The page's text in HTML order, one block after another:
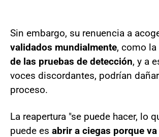
Sin embargo, su renuencia a
validados mundialmente, como la
de las pruebas de detección, y a
voces discordantes, podrían
proceso.
La reapertura "se puede hacer, lo
puede es abrir a ciegas porque